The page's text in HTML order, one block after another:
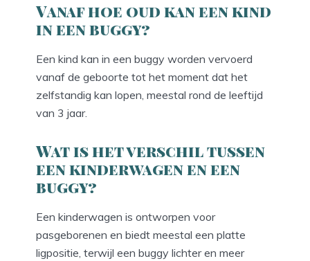
Vanaf hoe oud kan een kind
in een buggy?
Een kind kan in een buggy worden vervoerd
vanaf de geboorte tot het moment dat het
zelfstandig kan lopen, meestal rond de leeftijd
van 3 jaar.
Wat is het verschil tussen
een kinderwagen en een
buggy?
Een kinderwagen is ontworpen voor
pasgeborenen en biedt meestal een platte
ligpositie, terwijl een buggy lichter en meer